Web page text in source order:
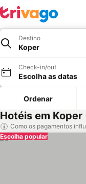
Destino
Koper
Check-in/out
Escolha as datas
Ordenar
Hotéis em
Como os pagamentos
Escolha popular